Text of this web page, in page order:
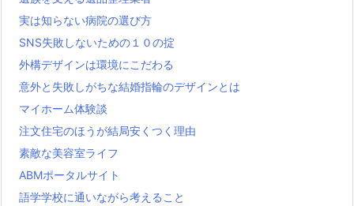
実は知らない病院の選び方
SNS失敗しないための１０の掟
外構デザインは環境にこだわる
意外と失敗しがちな結婚指輪のデザインとは
マイホーム体験談
注文住宅のほうが結局安くつく理由
素敵な美容室ライフ
ABMポータルサイト
語学学校に通いながら考えること